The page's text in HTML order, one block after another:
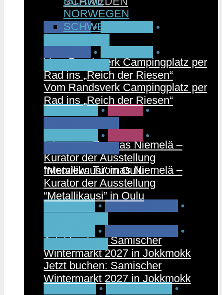
CAMPEN •
•
Vom Randsverk Campingplatz per
Rad ins „Reich der Riesen“
FINNLAND • MUSIK •
Interview: Tuomas Niemelä –
Kurator der Ausstellung
“Metallikausi” in Oulu
PARTNER • RUNDREISEN
•
Jetzt buchen: Samischer
Wintermarkt 2027 in Jokkmokk
FAHRRAD • NORWEGEN •
NORWEGEN
SCHWEDEN
•
•
Vom Randsverk Campingplatz per
Rad ins „Reich der Riesen“
•
•
Interview: Tuomas Niemelä –
Kurator der Ausstellung
“Metallikausi” in Oulu
•
•
Jetzt buchen: Samischer
Wintermarkt 2027 in Jokkmokk